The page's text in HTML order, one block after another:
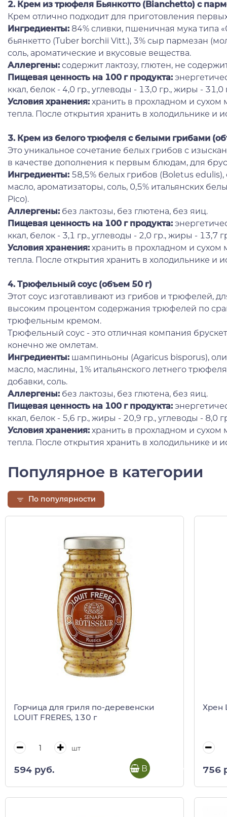
2. Крем из трюфеля Бьянкотто (Bianchetto) с
Крем отлично подходит для приготовления
Ингредиенты: 84% сливки, пшеничная мука типа
бьянкетто (Tuber borchii Vitt.), 3% сыр пармезан
соль, ароматические и вкусовые вещества.
Аллергены: содержит лактозу, глютен, не
Пищевая ценность на 100 г продукта:
ккал, белок - 4,0 гр., углеводы - 13,0 гр., жиры - 31,0
Условия хранения: хранить в прохладном и
тепла. После открытия хранить в холодильнике и
3. Крем из белого трюфеля с белыми грибами
Это уникальное сочетание белых грибов с
в качестве дополнения к первым блюдам, для
Ингредиенты: 58,5% белых грибов (Boletus edulis),
масло, ароматизаторы, соль, 0,5% итальянских
Pico).
Аллергены: без лактозы, без глютена, без яиц.
Пищевая ценность на 100 г продукта:
ккал, белок - 3,1 гр., углеводы - 2,0 гр., жиры - 13,7
Условия хранения: хранить в прохладном и
тепла. После открытия хранить в холодильнике и
4. Трюфельный соус (объем 50 г)
Этот соус изготавливают из грибов и трюфелей,
высоким процентом содержания трюфелей по
трюфельным кремом.
Трюфельный соус - это отличная компания
конечно же омлетам.
Ингредиенты: шампиньоны (Agaricus bisporus),
масло, маслины, 1% итальянского летнего
добавки, соль.
Аллергены: без лактозы, без глютена, без яиц.
Пищевая ценность на 100 г продукта:
ккал, белок - 5,6 гр., жиры - 20,9 гр., углеводы - 8,0
Условия хранения: хранить в прохладном и
тепла. После открытия хранить в холодильнике и
Популярное в категории
По популярности
Горчица для гриля по-деревенски
LOUIT FRERES, 130 г
шт
594 руб. В корзину
Хрен
756